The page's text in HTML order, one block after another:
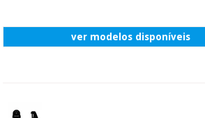
cirúrgico
Vestuário
sanitário
ver modelos disponíveis